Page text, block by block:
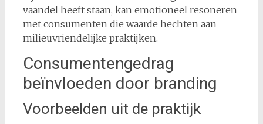
vaandel heeft staan, kan emotioneel resoneren
met consumenten die waarde hechten aan
milieuvriendelijke praktijken.
Consumentengedrag
beïnvloeden door branding
Voorbeelden uit de praktijk